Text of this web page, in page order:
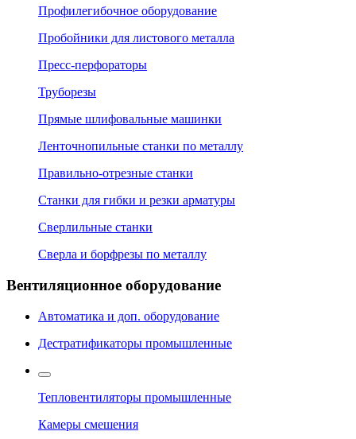
Профилегибочное оборудование
Пробойники для листового металла
Пресс-перфораторы
Труборезы
Прямые шлифовальные машинки
Ленточнопильные станки по металлу
Правильно-отрезные станки
Станки для гибки и резки арматуры
Сверлильные станки
Сверла и борфрезы по металлу
Вентиляционное оборудование
Автоматика и доп. оборудование
Дестратификаторы промышленные
Тепловентиляторы промышленные
Камеры смешения